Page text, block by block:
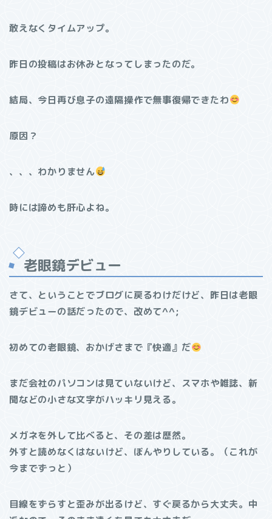
敢えなくタイムアップ。
昨日の投稿はお休みとなってしまったのだ。
結局、今日再び息子の遠隔操作で無事復帰できたわ
原因？
、、、わかりません
時には諦めも肝心よね。
老眼鏡デビュー
さて、ということでブログに戻るわけだけど、昨日は老眼
鏡デビューの話だったので、改めて^^;
初めての老眼鏡、おかげさまで『快適』だ
まだ会社のパソコンは見ていないけど、スマホや雑誌、新
聞などの小さな文字がハッキリ見える。
メガネを外して比べると、その差は歴然。
外すと読めなくはないけど、ぼんやりしている。（これが
今までずっと）
目線をずらすと歪みが出るけど、すぐ戻るから大丈夫。中